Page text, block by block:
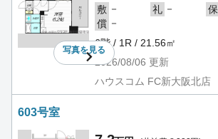
写真を見る
敷 － 礼 － 保
償 －
6階 / 1R / 21.56㎡
2026/08/06 更新
ハウスコム FC新大阪北店
603号室